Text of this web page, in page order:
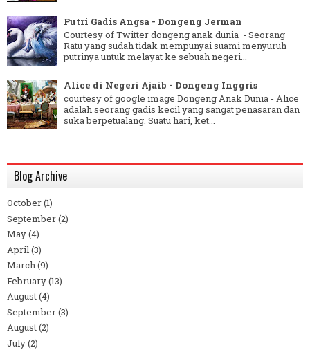
Putri Gadis Angsa - Dongeng Jerman
Courtesy of Twitter dongeng anak dunia - Seorang
Ratu yang sudah tidak mempunyai suami menyuruh
putrinya untuk melayat ke sebuah negeri...
Alice di Negeri Ajaib - Dongeng Inggris
courtesy of google image Dongeng Anak Dunia - Alice
adalah seorang gadis kecil yang sangat penasaran dan
suka berpetualang. Suatu hari, ket...
Blog Archive
October(1)
September(2)
May(4)
April(3)
March(9)
February(13)
August(4)
September(3)
August(2)
July(2)